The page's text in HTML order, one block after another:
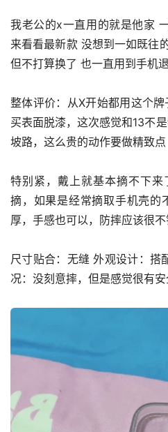
我老公的x一直用的就是他家
来看看最新款 没想到一如既往
但不打算换了 也一直用到手机
整体评价：从X开始都用这个
买表面脱漆，这次感觉和13不
坡路，这么贵的动作要做精致点
特别紧，戴上就基本摘不下
摘，如果是经常摘取手机壳的
厚，手感也可以，防摔应该很
尺寸贴合：无缝 外观设计：搭
况：没刻意摔，但是感觉很有